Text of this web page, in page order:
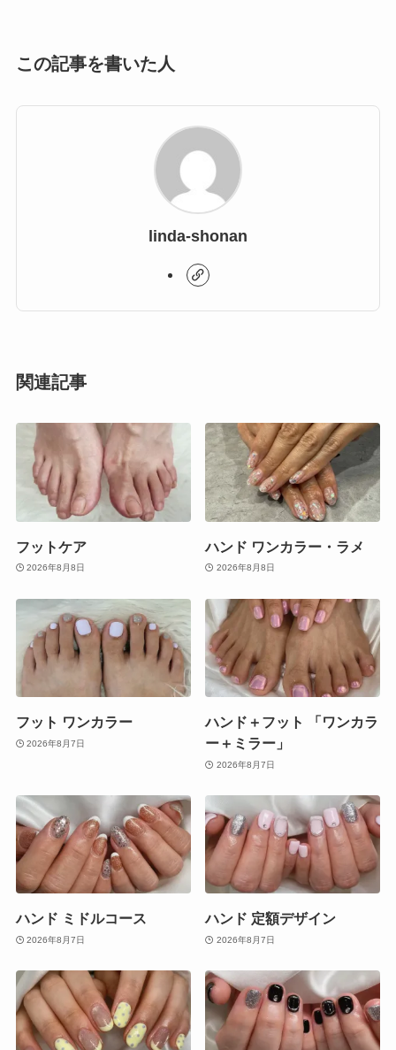
この記事を書いた人
linda-shonan
関連記事
フットケア
2026年8月8日
ハンド ワンカラー・ラメ
2026年8月8日
フット ワンカラー
2026年8月7日
ハンド＋フット 「ワンカラ
ー＋ミラー」
2026年8月7日
ハンド ミドルコース
2026年8月7日
ハンド 定額デザイン
2026年8月7日